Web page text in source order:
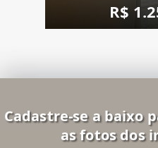
R$
Cadastre-se a baixo
as fotos dos